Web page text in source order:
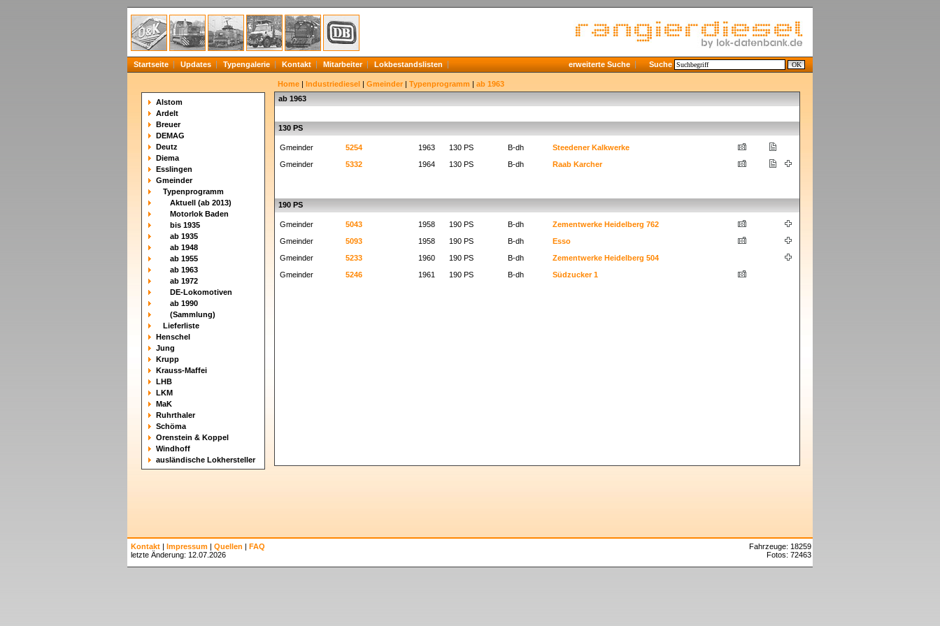
Startseite Updates Typengalerie Kontakt Mitarbeiter Lokbestandslisten erweiterte Suche Suche
Alstom
Ardelt
Breuer
DEMAG
Deutz
Diema
Esslingen
Gmeinder
Typenprogramm
Aktuell (ab 2013)
Motorlok Baden
bis 1935
ab 1935
ab 1948
ab 1955
ab 1963
ab 1972
DE-Lokomotiven
ab 1990
(Sammlung)
Lieferliste
Henschel
Jung
Krupp
Krauss-Maffei
LHB
LKM
MaK
Ruhrthaler
Schöma
Orenstein & Koppel
Windhoff
ausländische Lokhersteller
Home | Industriediesel | Gmeinder | Typenprogramm | ab 1963
ab 1963
130 PS
Gmeinder 5254 1963 130 PS B-dh
Steedener Kalkwerke
Gmeinder
5332 1964 130 PS B-dh Raab Karcher
190 PS
Gmeinder 5043 1958 190 PS B-dh
Zementwerke Heidelberg 762
Gmeinder
5093 1958 190 PS B-dh
Esso
Gmeinder
5233 1960 190 PS B-dh
Zementwerke Heidelberg 504
Gmeinder
5246 1961 190 PS B-dh Südzucker 1
Kontakt | Impressum | Quellen | FAQ
letzte Änderung: 12.07.2026
Fahrzeuge: 18259
Fotos: 72463